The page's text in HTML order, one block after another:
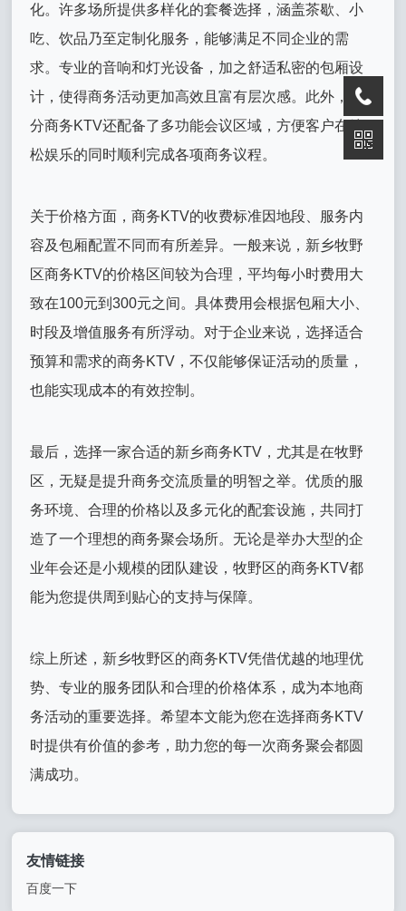
化。许多场所提供多样化的套餐选择，涵盖茶歇、小
吃、饮品乃至定制化服务，能够满足不同企业的需
求。专业的音响和灯光设备，加之舒适私密的包厢设
计，使得商务活动更加高效且富有层次感。此外，部
分商务KTV还配备了多功能会议区域，方便客户在放
松娱乐的同时顺利完成各项商务议程。
关于价格方面，商务KTV的收费标准因地段、服务内
容及包厢配置不同而有所差异。一般来说，新乡牧野
区商务KTV的价格区间较为合理，平均每小时费用大
致在100元到300元之间。具体费用会根据包厢大小、
时段及增值服务有所浮动。对于企业来说，选择适合
预算和需求的商务KTV，不仅能够保证活动的质量，
也能实现成本的有效控制。
最后，选择一家合适的新乡商务KTV，尤其是在牧野
区，无疑是提升商务交流质量的明智之举。优质的服
务环境、合理的价格以及多元化的配套设施，共同打
造了一个理想的商务聚会场所。无论是举办大型的企
业年会还是小规模的团队建设，牧野区的商务KTV都
能为您提供周到贴心的支持与保障。
综上所述，新乡牧野区的商务KTV凭借优越的地理优
势、专业的服务团队和合理的价格体系，成为本地商
务活动的重要选择。希望本文能为您在选择商务KTV
时提供有价值的参考，助力您的每一次商务聚会都圆
满成功。
友情链接
百度一下